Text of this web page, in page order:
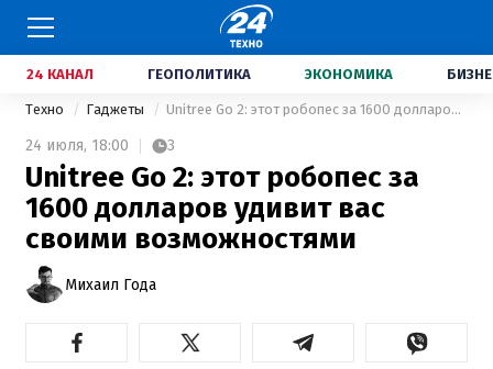
24 КАНАЛ ГЕОПОЛИТИКА ЭКОНОМИКА
Техно Гаджеты Unitree Go 2: этот робопес за 1600 долларов удивит вас своими возможностями
24 июля, 18:00 3
Unitree Go 2: этот робопес за
1600 долларов удивит вас
своими возможностями
Михаил Года